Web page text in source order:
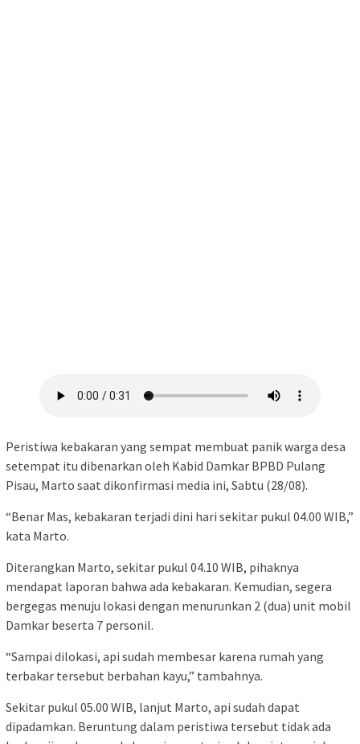
Peristiwa kebakaran yang sempat membuat panik warga desa
setempat itu dibenarkan oleh Kabid Damkar BPBD Pulang
Pisau, Marto saat dikonfirmasi media ini, Sabtu (28/08).
“Benar Mas, kebakaran terjadi dini hari sekitar pukul 04.00 WIB,”
kata Marto.
Diterangkan Marto, sekitar pukul 04.10 WIB, pihaknya
mendapat laporan bahwa ada kebakaran. Kemudian, segera
bergegas menuju lokasi dengan menurunkan 2 (dua) unit mobil
Damkar beserta 7 personil.
“Sampai dilokasi, api sudah membesar karena rumah yang
terbakar tersebut berbahan kayu,” tambahnya.
Sekitar pukul 05.00 WIB, lanjut Marto, api sudah dapat
dipadamkan. Beruntung dalam peristiwa tersebut tidak ada